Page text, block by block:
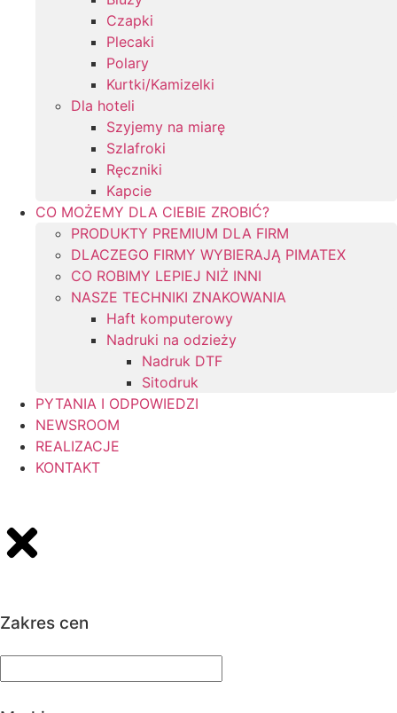
Czapki
Plecaki
Polary
Kurtki/Kamizelki
Dla hoteli
Szyjemy na miarę
Szlafroki
Ręczniki
Kapcie
CO MOŻEMY DLA CIEBIE ZROBIĆ?
PRODUKTY PREMIUM DLA FIRM
DLACZEGO FIRMY WYBIERAJĄ PIMATEX
CO ROBIMY LEPIEJ NIŻ INNI
NASZE TECHNIKI ZNAKOWANIA
Haft komputerowy
Nadruki na odzieży
Nadruk DTF
Sitodruk
PYTANIA I ODPOWIEDZI
NEWSROOM
REALIZACJE
KONTAKT
Zakres cen